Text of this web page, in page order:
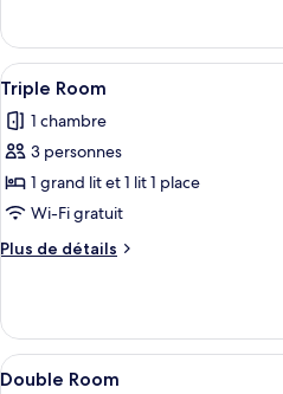
Chambre
Double
P.M.R.
le
type
de
chambre
Chambre
Double
Afficher
toutes
les
photos
pour
ce
type
de
Triple
Room
5
Triple Room
1 chambre
3 personnes
1 grand lit et 1 lit 1 place
Wi-Fi gratuit
Plus de détails
Plus
le
type
de
Afficher
5
Double Room